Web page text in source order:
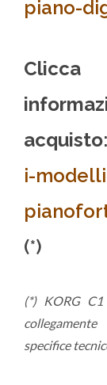
piano-
acquisto:
i-
(*)
(*) KORG
specifice